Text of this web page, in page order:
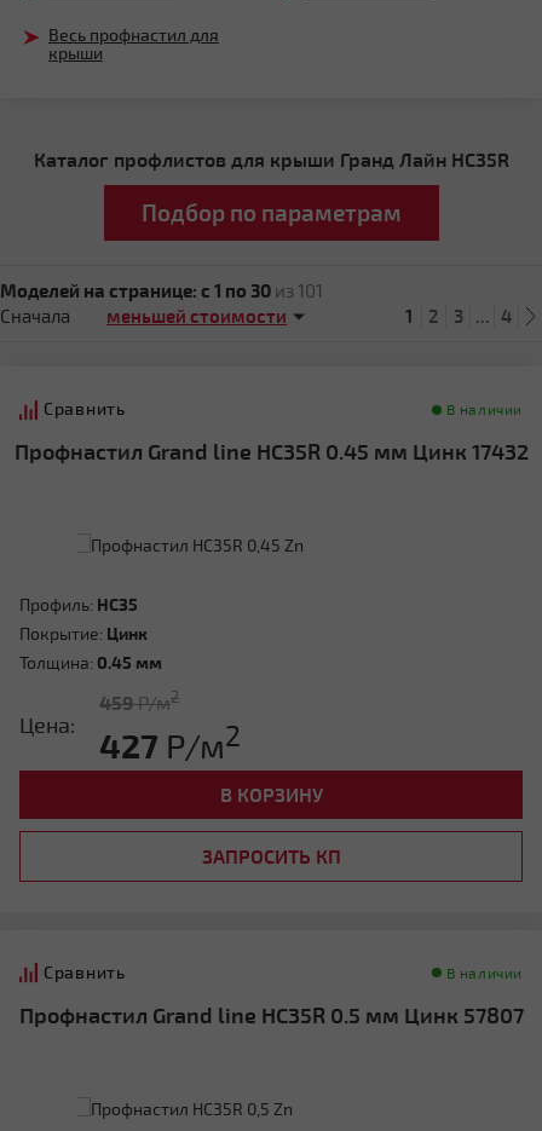
Весь профнастил для
крыши
Каталог профлистов для крыши Гранд Лайн НС35R
Подбор по параметрам
Моделей на странице: c 1 по 30 из 101
Сначала
1 2 3 ... 4
Сравнить В наличии
Профнастил Grand line HC35R 0.45 мм Цинк 17432
Профиль: HC35
Покрытие: Цинк
Толщина: 0.45 мм
Цена:
459Р/м2
427 Р/м2
В КОРЗИНУ
ЗАПРОСИТЬ КП
Сравнить В наличии
Профнастил Grand line HC35R 0.5 мм Цинк 57807